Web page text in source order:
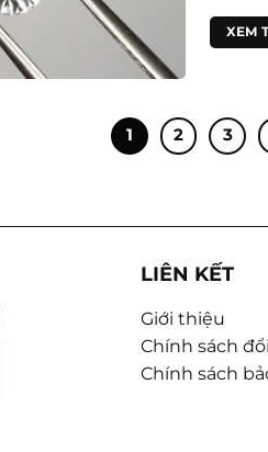
XEM
1 2 3
LIÊN KẾT
Giới thiệu
Chính sách
Chính sách